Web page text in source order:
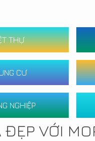
THỰ
CƯ
NGHIỆP
VỚI